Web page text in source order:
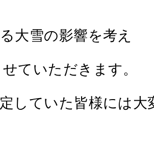
大雪の影響を考え
せていただきます。
していた皆様には